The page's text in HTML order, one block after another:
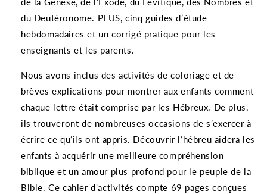
du Deutéronome. PLUS, cinq guides d’étude
hebdomadaires et un corrigé pratique pour les
enseignants et les parents.
Nous avons inclus des activités de coloriage et de
brèves explications pour montrer aux enfants comment
chaque lettre était comprise par les Hébreux. De plus,
ils trouveront de nombreuses occasions de s’exercer à
écrire ce qu’ils ont appris. Découvrir l’hébreu aidera les
enfants à acquérir une meilleure compréhension
biblique et un amour plus profond pour le peuple de la
Bible. Ce cahier d'activités compte 69 pages conçues